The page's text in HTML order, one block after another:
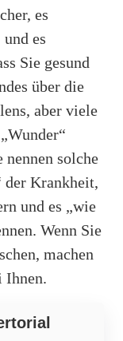
es
es
Sie gesund
über die
aber viele
solche
der Krankheit,
und es „wie
Wenn Sie
machen
Ihnen.